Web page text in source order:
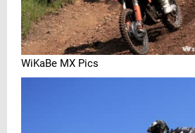
WiKaBe MX Pics